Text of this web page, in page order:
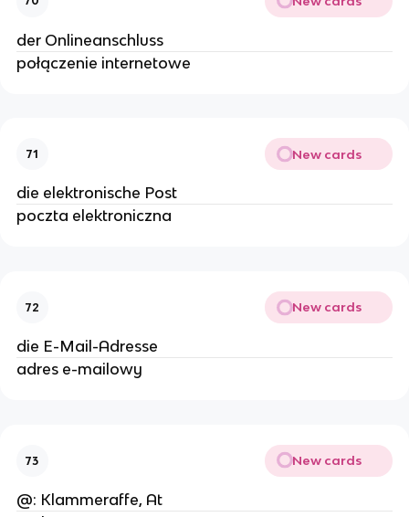
der Onlineanschluss
połączenie internetowe
71 New cards
die elektronische Post
poczta elektroniczna
72 New cards
die E-Mail-Adresse
adres e-mailowy
73 New cards
@: Klammeraffe, At